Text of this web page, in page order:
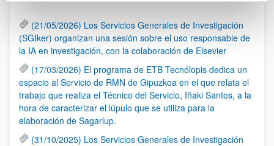
(21/05/2026) Los Servicios Generales de Investigación
(SGIker) organizan una sesión sobre el uso responsable de
la IA en investigación, con la colaboración de Elsevier
(17/03/2026) El programa de ETB Tecnólopis dedica un
espacio al Servicio de RMN de Gipuzkoa en el que relata el
trabajo que realiza el Técnico del Servicio, Iñaki Santos, a la
hora de caracterizar el lúpulo que se utiliza para la
elaboración de Sagarlup.
(31/10/2025) Los Servicios Generales de Investigación